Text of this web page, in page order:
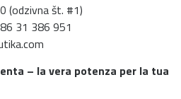
(odzivna št. #1)
31 386 951
– la vera potenza per la tua